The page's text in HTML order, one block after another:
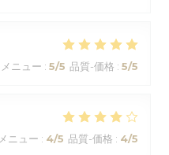
メニュー : 5/5 品質-価格 : 5/5
メニュー : 4/5 品質-価格 : 4/5